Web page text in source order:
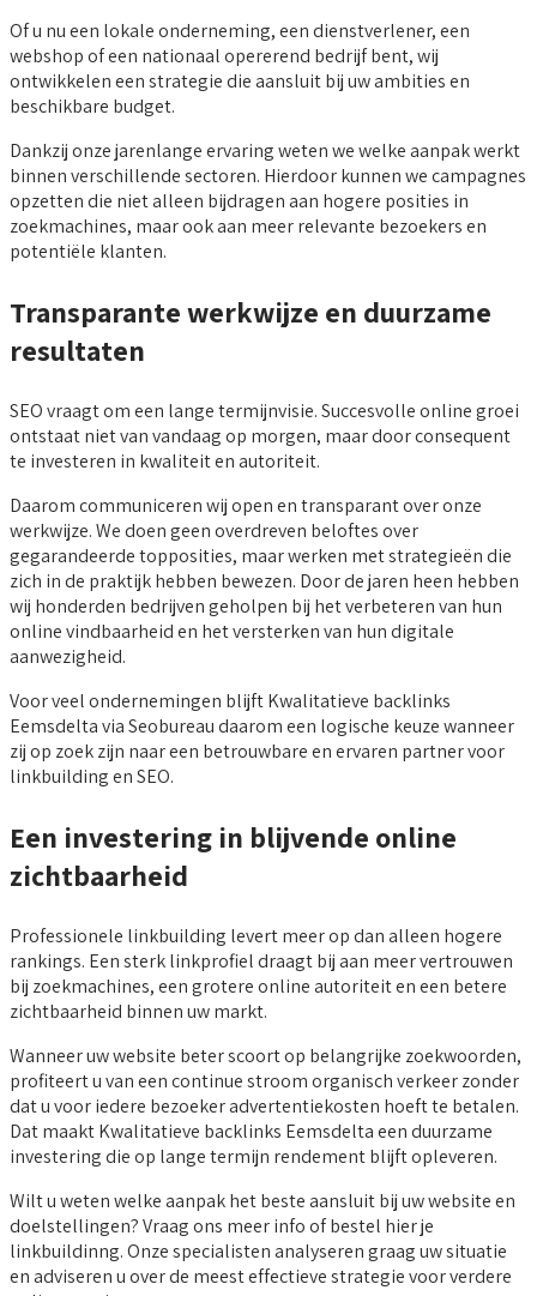
Of u nu een lokale onderneming, een dienstverlener, een
webshop of een nationaal opererend bedrijf bent, wij
ontwikkelen een strategie die aansluit bij uw ambities en
beschikbare budget.
Dankzij onze jarenlange ervaring weten we welke aanpak werkt
binnen verschillende sectoren. Hierdoor kunnen we campagnes
opzetten die niet alleen bijdragen aan hogere posities in
zoekmachines, maar ook aan meer relevante bezoekers en
potentiële klanten.
Transparante werkwijze en duurzame
resultaten
SEO vraagt om een lange termijnvisie. Succesvolle online groei
ontstaat niet van vandaag op morgen, maar door consequent
te investeren in kwaliteit en autoriteit.
Daarom communiceren wij open en transparant over onze
werkwijze. We doen geen overdreven beloftes over
gegarandeerde topposities, maar werken met strategieën die
zich in de praktijk hebben bewezen. Door de jaren heen hebben
wij honderden bedrijven geholpen bij het verbeteren van hun
online vindbaarheid en het versterken van hun digitale
aanwezigheid.
Voor veel ondernemingen blijft Kwalitatieve backlinks
Eemsdelta via Seobureau daarom een logische keuze wanneer
zij op zoek zijn naar een betrouwbare en ervaren partner voor
linkbuilding en SEO.
Een investering in blijvende online
zichtbaarheid
Professionele linkbuilding levert meer op dan alleen hogere
rankings. Een sterk linkprofiel draagt bij aan meer vertrouwen
bij zoekmachines, een grotere online autoriteit en een betere
zichtbaarheid binnen uw markt.
Wanneer uw website beter scoort op belangrijke zoekwoorden,
profiteert u van een continue stroom organisch verkeer zonder
dat u voor iedere bezoeker advertentiekosten hoeft te betalen.
Dat maakt Kwalitatieve backlinks Eemsdelta een duurzame
investering die op lange termijn rendement blijft opleveren.
Wilt u weten welke aanpak het beste aansluit bij uw website en
doelstellingen? Vraag ons meer info of bestel hier je
linkbuildinng. Onze specialisten analyseren graag uw situatie
en adviseren u over de meest effectieve strategie voor verdere